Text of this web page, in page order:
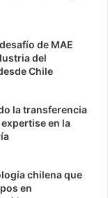
de MAE
del
Chile
la transferencia
en la
chilena que
en